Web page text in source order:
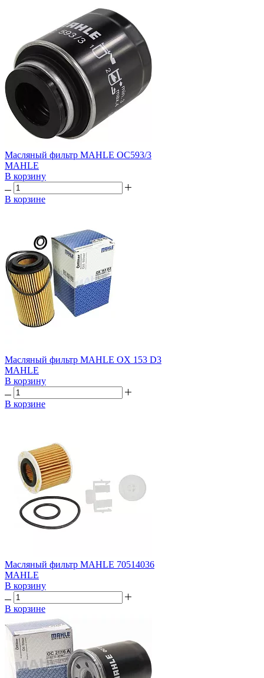
Масляный фильтр MAHLE OC593/3
MAHLE
В корзину
В корзине
Масляный фильтр MAHLE OX 153 D3
MAHLE
В корзину
В корзине
Масляный фильтр MAHLE 70514036
MAHLE
В корзину
В корзине